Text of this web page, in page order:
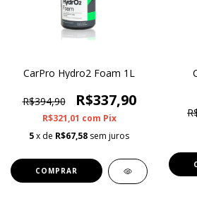
CarPro Hydro2 Foam 1L
R$394,90 R$337,90
R$321,01 com Pix
5x de R$67,58 sem juros